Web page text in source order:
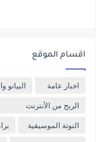
اقسام الموقع
اخبار عامة البيانو
الربح من الأنترنت
النوتة الموسيقية